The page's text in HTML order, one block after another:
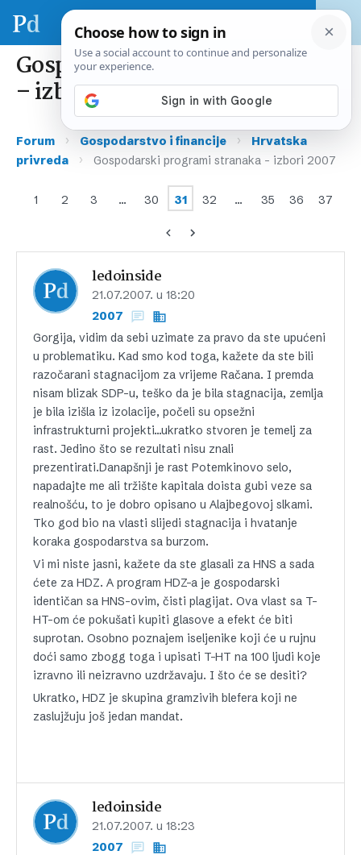
Gospodarski programi stranaka
– izbori 2007
Forum › Gospodarstvo i financije ›
Hrvatska
privreda
› Gospodarski programi stranaka – izbori 2007
1 2 3 … 30 31 32 … 35 36 37
ledoinside
21.07.2007. u 18:20
2007
Gorgija, vidim da sebi uzimate za pravo da ste upućeni
u problematiku. Kad smo kod toga, kažete da ste bili
razočarani stagnacijom za vrijeme Račana. I premda
nisam blizak SDP-u, teško da je bila stagnacija, zemlja
je bila izišla iz izolacije, počeli su opsežni
infrastrukturni projekti…ukratko stvoren je temelj za
rast. Jedino što se rezultati nisu znali
prezentirati.Danapšnji je rast Potemkinovo selo,
napadajte me ali tržište kapitala doista gubi veze sa
realnošću, to je dobro opisano u Alajbegovoj slkami.
Tko god bio na vlasti slijedi stagnacija i hvatanje
koraka gospodarstva sa burzom.
Vi mi niste jasni, kažete da ste glasali za HNS a sada
ćete za HDZ. A program HDZ-a je gospodarski
identičan sa HNS-ovim, čisti plagijat. Ova vlast sa T-
HT-om će pokušati kupiti glasove a efekt će biti
suprotan. Osobno poznajem iseljenike koji će u rujnu
doći samo zbogg toga i upisati T-HT na 100 ljudi koje
izravno ili neizravno uzdržavaju. I što će se desiti?
Ukratko, HDZ je skupina gramzivih blefera koji ne
zaslujžuju još jedan mandat.
ledoinside
21.07.2007. u 18:23
2007